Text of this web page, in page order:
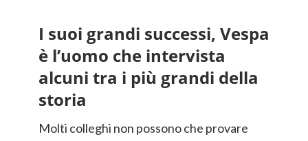
I suoi grandi successi, Vespa
è l’uomo che intervista
alcuni tra i più grandi della
storia
Molti colleghi non possono che provare